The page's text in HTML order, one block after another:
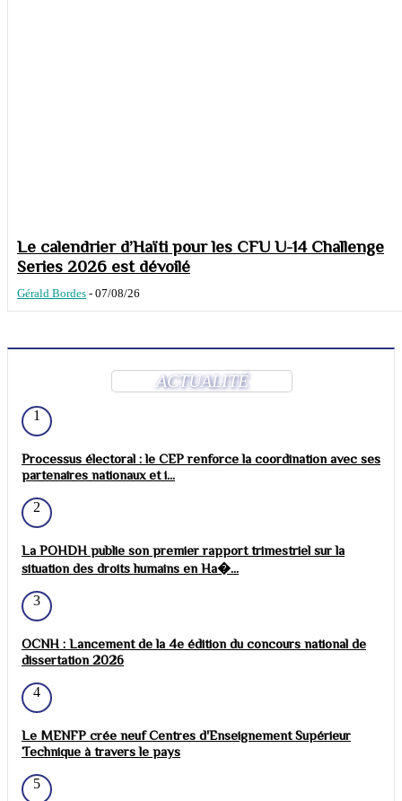
Le calendrier d’Haïti pour les CFU U-14 Challenge
Series 2026 est dévoilé
Gérald Bordes - 07/08/26
ACTUALITÉ
1
Processus électoral : le CEP renforce la coordination avec ses
partenaires nationaux et i...
2
La POHDH publie son premier rapport trimestriel sur la
situation des droits humains en Ha�...
3
OCNH : Lancement de la 4e édition du concours national de
dissertation 2026
4
Le MENFP crée neuf Centres d'Enseignement Supérieur
Technique à travers le pays
5